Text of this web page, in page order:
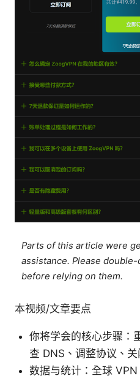
Parts of this article were
assistance. Please
before relying on them.
本视频/文章要点
你将学会的核心步骤：
查 DNS、调整协议、
数据与统计：全球